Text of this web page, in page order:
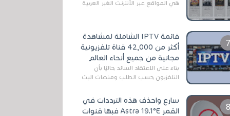
هي المواقع عبر الأنترنت الغير العربية
التي تقدم خدمة تحميل الأفلام على
قائمة IPTV الشاملة لمشاهدة
أكثر من 42,000 قناة تلفزيونية
مجانية من جميع أنحاء العالم
بناءً على الاعتقاد السائد حاليًا بأن
التلفزيون حسب الطلب ومنصات البث
سارع واحذف هذه الترددات في
القمر Astra 19.1°E فبها قنوات